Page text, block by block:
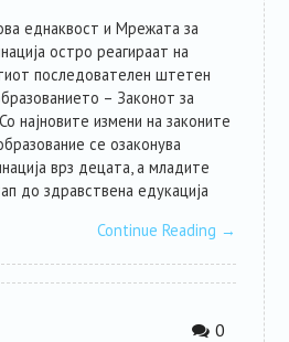
еднаквост и Мрежата за
остро реагираат на
последователен штетен
– Законот за
најновите измени на законите
се озаконува
врз децата, а младите
до здравствена едукација
Continue Reading →
0